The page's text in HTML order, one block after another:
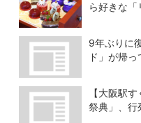
ら好きな
9年ぶりに
ド」が帰
【大阪駅
祭典」、行